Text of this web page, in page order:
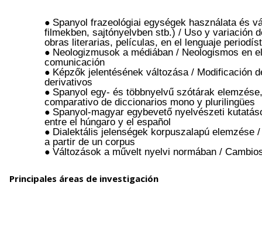
Principales áreas de investigación